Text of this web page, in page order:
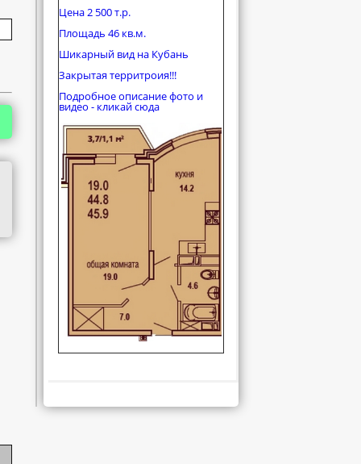
Цена 2 500 т.р.
Площадь 46 кв.м.
Шикарный вид на Кубань
Закрытая территроия!!!
Подробное описание фото и
видео - кликай сюда